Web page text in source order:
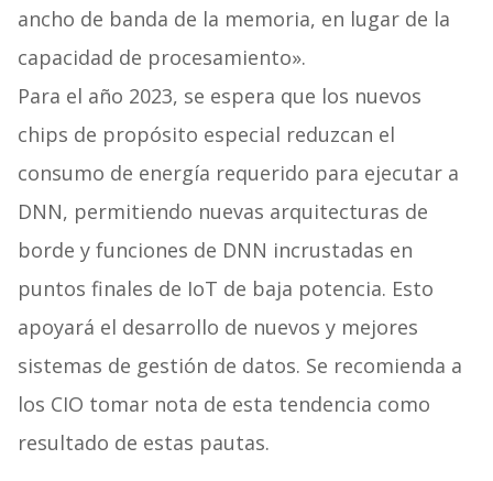
ancho de banda de la memoria, en lugar de la
capacidad de procesamiento».
Para el año 2023, se espera que los nuevos
chips de propósito especial reduzcan el
consumo de energía requerido para ejecutar a
DNN, permitiendo nuevas arquitecturas de
borde y funciones de DNN incrustadas en
puntos finales de IoT de baja potencia. Esto
apoyará el desarrollo de nuevos y mejores
sistemas de gestión de datos. Se recomienda a
los CIO tomar nota de esta tendencia como
resultado de estas pautas.